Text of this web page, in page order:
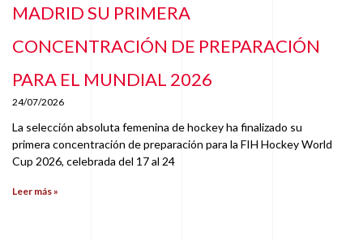
MADRID SU PRIMERA
CONCENTRACIÓN DE PREPARACIÓN
PARA EL MUNDIAL 2026
24/07/2026
La selección absoluta femenina de hockey ha finalizado su
primera concentración de preparación para la FIH Hockey World
Cup 2026, celebrada del 17 al 24
Leer más »